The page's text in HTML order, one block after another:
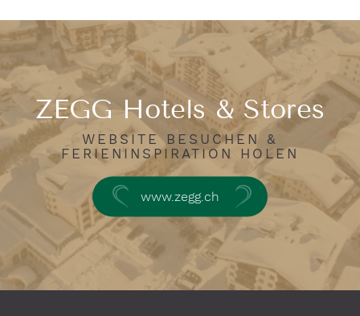
ZEGG Hotels & Stores
WEBSITE BESUCHEN &
FERIENINSPIRATION HOLEN
www.zegg.ch